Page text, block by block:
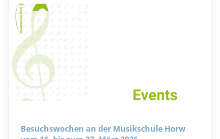
Besuchswochen an der Musikschule Horw